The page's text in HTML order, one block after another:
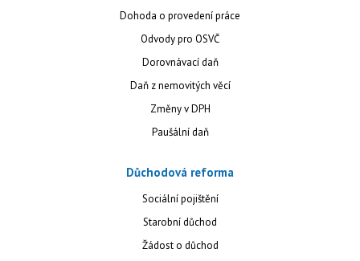
Dohoda o provedení práce
Odvody pro OSVČ
Dorovnávací daň
Daň z nemovitých věcí
Změny v DPH
Paušální daň
Důchodová reforma
Sociální pojištění
Starobní důchod
Žádost o důchod